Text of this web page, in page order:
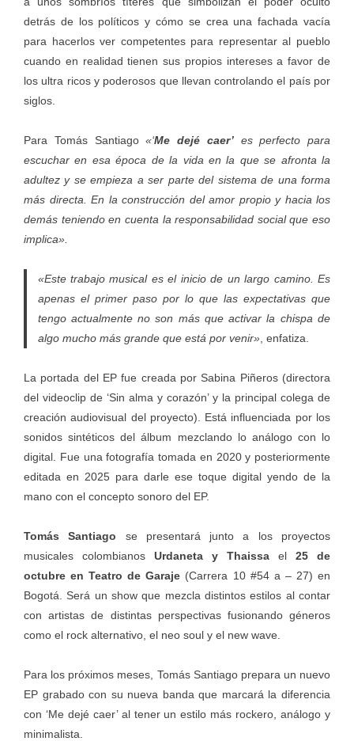
detrás de los políticos y cómo se crea una fachada vacía
para hacerlos ver competentes para representar al pueblo
cuando en realidad tienen sus propios intereses a favor de
los ultra ricos y poderosos que llevan controlando el país por
siglos.
Para Tomás Santiago«‘Me dejé caer’ es perfecto para
escuchar en esa época de la vida en la que se afronta la
adultez y se empieza a ser parte del sistema de una forma
más directa. En la construcción del amor propio y hacia los
demás teniendo en cuenta la responsabilidad social que eso
implica».
«Este trabajo musical es el inicio de un largo camino. Es
apenas el primer paso por lo que las expectativas que
tengo actualmente no son más que activar la chispa de
algo mucho más grande que está por venir», enfatiza.
La portada del EP fue creada por Sabina Piñeros (directora
del videoclip de ‘Sin alma y corazón’ y la principal colega de
creación audiovisual del proyecto). Está influenciada por los
sonidos sintéticos del álbum mezclando lo análogo con lo
digital. Fue una fotografía tomada en 2020 y posteriormente
editada en 2025 para darle ese toque digital yendo de la
mano con el concepto sonoro del EP.
Tomás Santiago se presentará junto a los proyectos
musicales colombianos Urdaneta y Thaissa el 25 de
octubre en Teatro de Garaje (Carrera 10 #54 a – 27) en
Bogotá. Será un show que mezcla distintos estilos al contar
con artistas de distintas perspectivas fusionando géneros
como el rock alternativo, el neo soul y el new wave.
Para los próximos meses, Tomás Santiago prepara un nuevo
EP grabado con su nueva banda que marcará la diferencia
con ‘Me dejé caer’ al tener un estilo más rockero, análogo y
minimalista.